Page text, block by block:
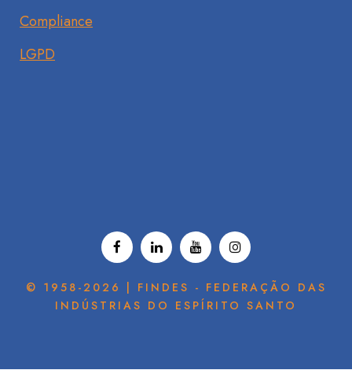
Compliance
LGPD
© 1958-2026 | FINDES - FEDERAÇÃO DAS
INDÚSTRIAS DO ESPÍRITO SANTO